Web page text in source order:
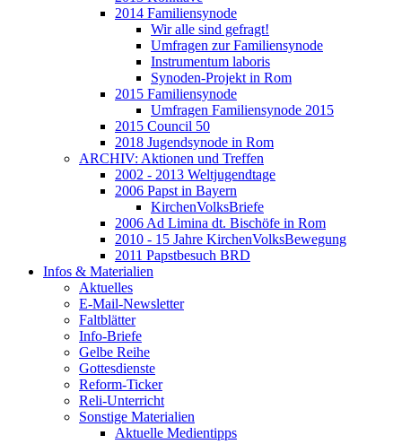
2014 Familiensynode
Wir alle sind gefragt!
Umfragen zur Familiensynode
Instrumentum laboris
Synoden-Projekt in Rom
2015 Familiensynode
Umfragen Familiensynode 2015
2015 Council 50
2018 Jugendsynode in Rom
ARCHIV: Aktionen und Treffen
2002 - 2013 Weltjugendtage
2006 Papst in Bayern
KirchenVolksBriefe
2006 Ad Limina dt. Bischöfe in Rom
2010 - 15 Jahre KirchenVolksBewegung
2011 Papstbesuch BRD
Infos & Materialien
Aktuelles
E-Mail-Newsletter
Faltblätter
Info-Briefe
Gelbe Reihe
Gottesdienste
Reform-Ticker
Reli-Unterricht
Sonstige Materialien
Aktuelle Medientipps